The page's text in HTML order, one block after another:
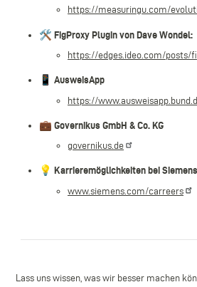
https://measuringu.com/
🛠️ FigProxy Plugin von Dave Wondel:
https://edges.ideo.com/posts/
📱 AusweisApp
https://
💼 Governikus GmbH & Co. KG
governikus.de
💡 Karrieremöglichkeiten bei
www.siemens.com/carreers
Lass uns wissen, was wir besser machen